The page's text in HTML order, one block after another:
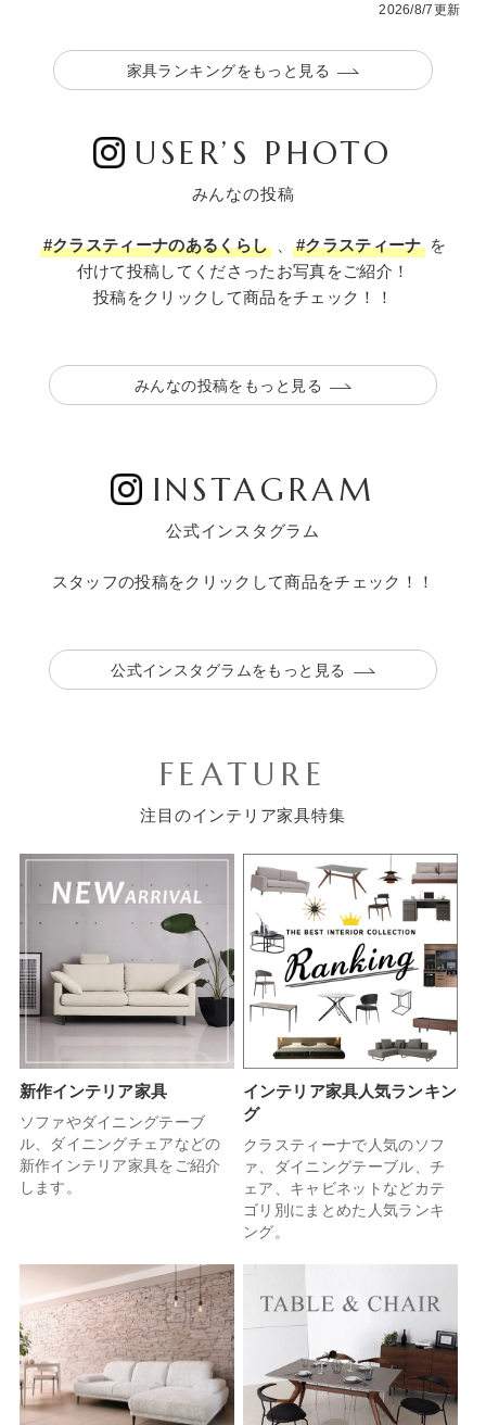
2026/8/7更新
家具ランキングをもっと見る
USER’S PHOTO
みんなの投稿
#クラスティーナのあるくらし #クラスティーナを
付けて投稿してくださったお写真をご紹介！
投稿をクリックして商品をチェック！！
みんなの投稿をもっと見る
INSTAGRAM
公式インスタグラム
スタッフの投稿をクリックして商品をチェック！！
公式インスタグラムをもっと見る
FEATURE
注目のインテリア家具特集
新作インテリア家具
ソファやダイニングテーブ
ル、ダイニングチェアなどの
新作インテリア家具をご紹介
します。
インテリア家具人気ランキン
グ
クラスティーナで人気のソフ
ァ、ダイニングテーブル、チ
ェア、キャビネットなどカテ
ゴリ別にまとめた人気ランキ
ング。